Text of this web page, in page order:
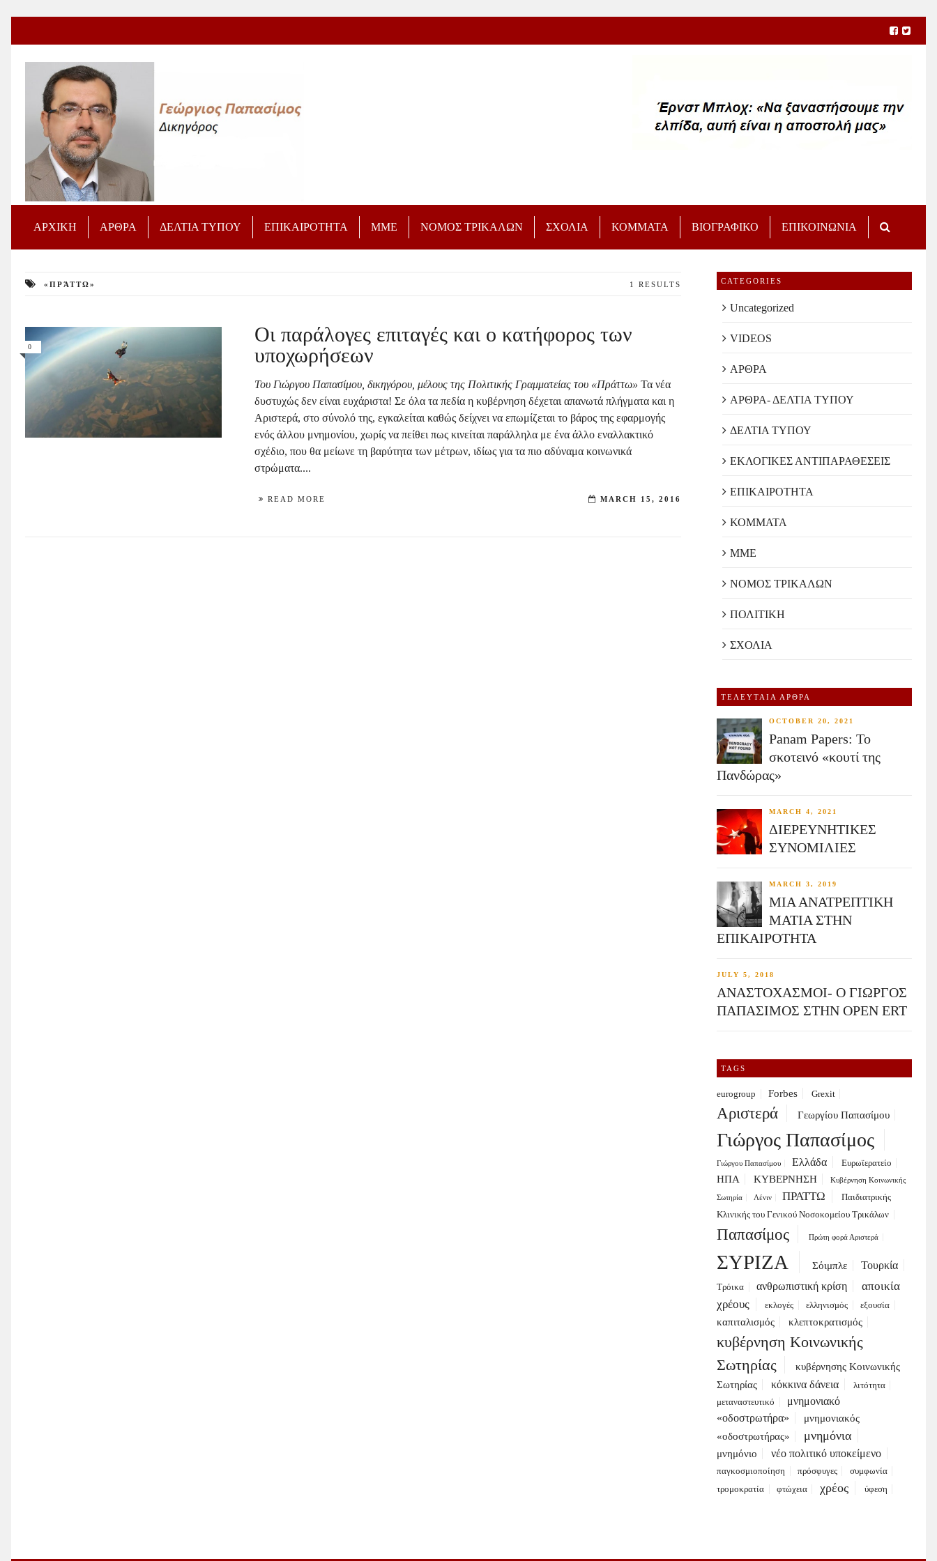
ΑΡΧΙΚΗ ΑΡΘΡΑ ΔΕΛΤΙΑ ΤΥΠΟΥ ΕΠΙΚΑΙΡΟΤΗΤΑ ΜΜΕ ΝΟΜΟΣ ΤΡΙΚΑΛΩΝ ΣΧΟΛΙΑ ΚΟΜΜΑΤΑ ΒΙΟΓΡΑΦΙΚΟ ΕΠΙΚΟΙΝΩΝΙΑ
«ΠΡΆΤΤΩ» 1 RESULTS
0
Οι παράλογες επιταγές και ο κατήφορος των
υποχωρήσεων
Του Γιώργου Παπασίμου, δικηγόρου, μέλους της Πολιτικής Γραμματείας του «Πράττω» Τα νέα
δυστυχώς δεν είναι ευχάριστα! Σε όλα τα πεδία η κυβέρνηση δέχεται απανωτά πλήγματα και η
Αριστερά, στο σύνολό της, εγκαλείται καθώς δείχνει να επωμίζεται το βάρος της εφαρμογής
ενός άλλου μνημονίου, χωρίς να πείθει πως κινείται παράλληλα με ένα άλλο εναλλακτικό
σχέδιο, που θα μείωνε τη βαρύτητα των μέτρων, ιδίως για τα πιο αδύναμα κοινωνικά
στρώματα....
READ MORE MARCH 15, 2016
CATEGORIES
Uncategorized
VIDEOS
ΑΡΘΡΑ
ΑΡΘΡΑ- ΔΕΛΤΙΑ ΤΥΠΟΥ
ΔΕΛΤΙΑ ΤΥΠΟΥ
ΕΚΛΟΓΙΚΕΣ ΑΝΤΙΠΑΡΑΘΕΣΕΙΣ
ΕΠΙΚΑΙΡΟΤΗΤΑ
ΚΟΜΜΑΤΑ
ΜΜΕ
ΝΟΜΟΣ ΤΡΙΚΑΛΩΝ
ΠΟΛΙΤΙΚΗ
ΣΧΟΛΙΑ
ΤΕΛΕΥΤΑΙΑ ΑΡΘΡΑ
OCTOBER 20, 2021
Panam Papers: Το
σκοτεινό «κουτί της
Πανδώρας»
MARCH 4, 2021
ΔΙΕΡΕΥΝΗΤΙΚΕΣ
ΣΥΝΟΜΙΛΙΕΣ
MARCH 3, 2019
ΜΙΑ ΑΝΑΤΡΕΠΤΙΚΗ
ΜΑΤΙΑ ΣΤΗΝ
ΕΠΙΚΑΙΡΟΤΗΤΑ
JULY 5, 2018
ΑΝΑΣΤΟΧΑΣΜΟΙ- Ο ΓΙΩΡΓΟΣ
ΠΑΠΑΣΙΜΟΣ ΣΤΗΝ OPEN ERT
TAGS
eurogroup Forbes Grexit
Αριστερά Γεωργίου Παπασίμου
Γιώργος Παπασίμος
Γιώργου Παπασίμου Ελλάδα Ευρωϊερατείο
ΗΠΑ ΚΥΒΕΡΝΗΣΗ Κυβέρνηση Κοινωνικής
Σωτηρία Λένιν ΠΡΑΤΤΩ
Παιδιατρικής
Κλινικής του Γενικού Νοσοκομείου Τρικάλων
Παπασίμος Πρώτη φορά Αριστερά
ΣΥΡΙΖΑ Σόιμπλε Τουρκία
Τρόικα ανθρωπιστική κρίση
αποικία
χρέους
εκλογές ελληνισμός εξουσία
καπιταλισμός κλεπτοκρατισμός
κυβέρνηση Κοινωνικής
Σωτηρίας
κυβέρνησης Κοινωνικής
Σωτηρίας
κόκκινα δάνεια
λιτότητα
μεταναστευτικό
μνημονιακό
«οδοστρωτήρα»
μνημονιακός
«οδοστρωτήρας»
μνημόνια
μνημόνιο νέο πολιτικό υποκείμενο
παγκοσμιοποίηση πρόσφυγες
συμφωνία
τρομοκρατία
φτώχεια χρέος ύφεση